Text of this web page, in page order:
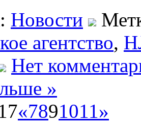
Новости
агентство,
Нет
»
«7891011 »